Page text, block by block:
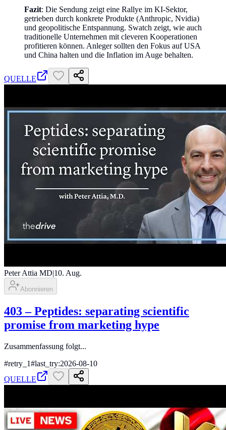
Fazit: Die Sendung zeigt eine Rallye im KI-Sektor,
getrieben durch konkrete Produkte (Anthropic, Nvidia)
und geopolitische Entspannung. Swatch zeigt, wie auch
traditionelle Unternehmen mit cleveren Kooperationen
profitieren können. Anleger sollten den Fokus auf USA
und China halten und die Inflation im Auge behalten.
QUELLE
Peter Attia MD|10. Aug.
Abonnieren
403 ‒ Peptides: separating scientific
promise from marketing hype
Zusammenfassung folgt...
#retry_1#last_try:2026-08-10
QUELLE